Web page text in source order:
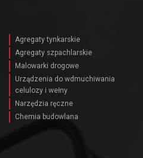
Agregaty tynkarskie
Agregaty szpachlarskie
Malowarki drogowe
Urządzenia do wdmuchiwania
celulozy i wełny
Narzędzia ręczne
Chemia budowlana